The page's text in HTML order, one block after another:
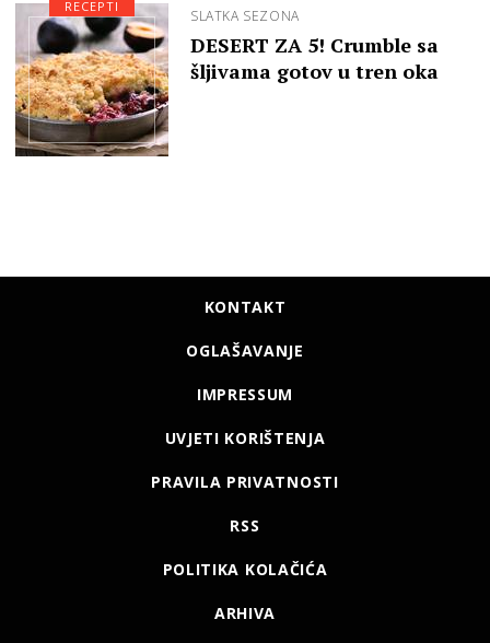
SLATKA SEZONA
DESERT ZA 5! Crumble sa
šljivama gotov u tren oka
RECEPTI
KONTAKT
OGLAŠAVANJE
IMPRESSUM
UVJETI KORIŠTENJA
PRAVILA PRIVATNOSTI
RSS
POLITIKA KOLAČIĆA
ARHIVA